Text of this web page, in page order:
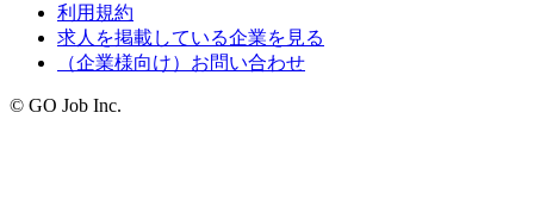
利用規約
求人を掲載している企業を見る
（企業様向け）お問い合わせ
© GO Job Inc.